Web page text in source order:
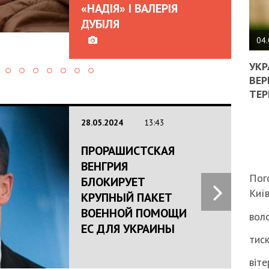
«НАДІЯ» І ВАЛЕРІЯ
ДУБІЛЯ
28.05.2024 13:43
ПРОРАШИСТСКАЯ
ВЕНГРИЯ
БЛОКИРУЕТ
КРУПНЫЙ ПАКЕТ
ВОЕННОЙ ПОМОЩИ
ЕС ДЛЯ УКРАИНЫ
НА
Київ